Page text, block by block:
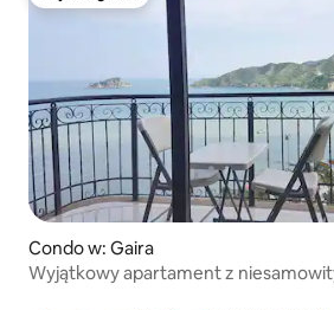
Condo w: Gaira
Wyjątkowy apartament z